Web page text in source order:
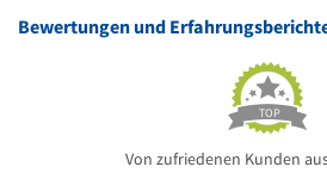
Bewertungen und
TOP
Von zufriedenen Kunden